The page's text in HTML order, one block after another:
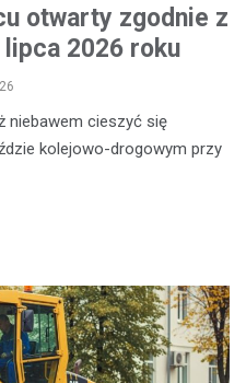
otwarty zgodnie z
lipca 2026 roku
niebawem cieszyć się
kolejowo-drogowym przy